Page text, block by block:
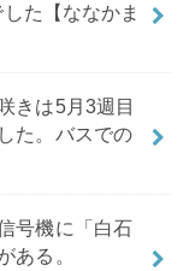
た【ななかま
きは5月3週目
た。バスでの
号機に「白石
ある。